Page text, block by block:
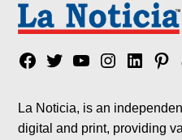
Facebook
TwitterYouTubeInstagram
Linkedin
La Noticia, is an
digital and print, providing